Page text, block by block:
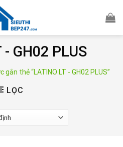
- GH02 PLUS
thẻ “LATINO LT - GH02 PLUS”
LỌC